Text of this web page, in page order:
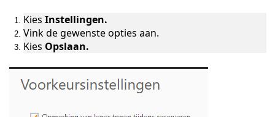
Kies Instellingen.
Vink de gewenste opties aan.
Kies Opslaan.